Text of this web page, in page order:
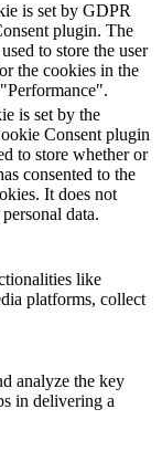
is set by GDPR
plugin. The
to store the user
the cookies in the
is set by the
Consent plugin
to store whether or
consented to the
It does not
data.
like
platforms, collect
analyze the key
in delivering a